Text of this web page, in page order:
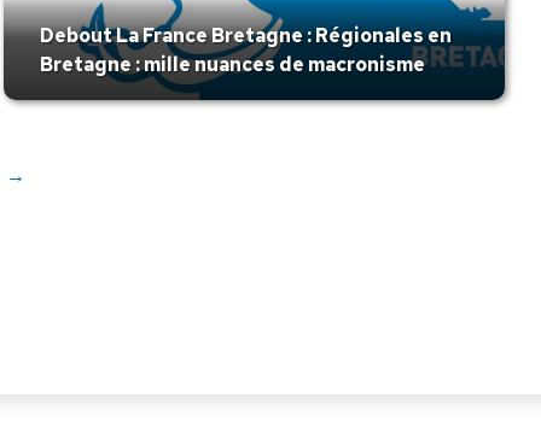
Debout La France Bretagne : Régionales en
Bretagne : mille nuances de macronisme
→